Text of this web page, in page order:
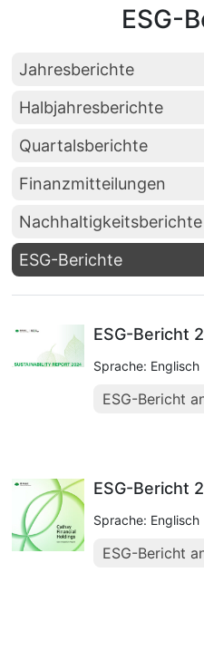
ESG-
Jahresberichte
Halbjahresberichte
Quartalsberichte
Finanzmitteilungen
Nachhaltigkeitsberichte
ESG-Berichte
ESG-Bericht
Sprache: Englisch
ESG-Bericht
ESG-Bericht
Sprache: Englisch
ESG-Bericht